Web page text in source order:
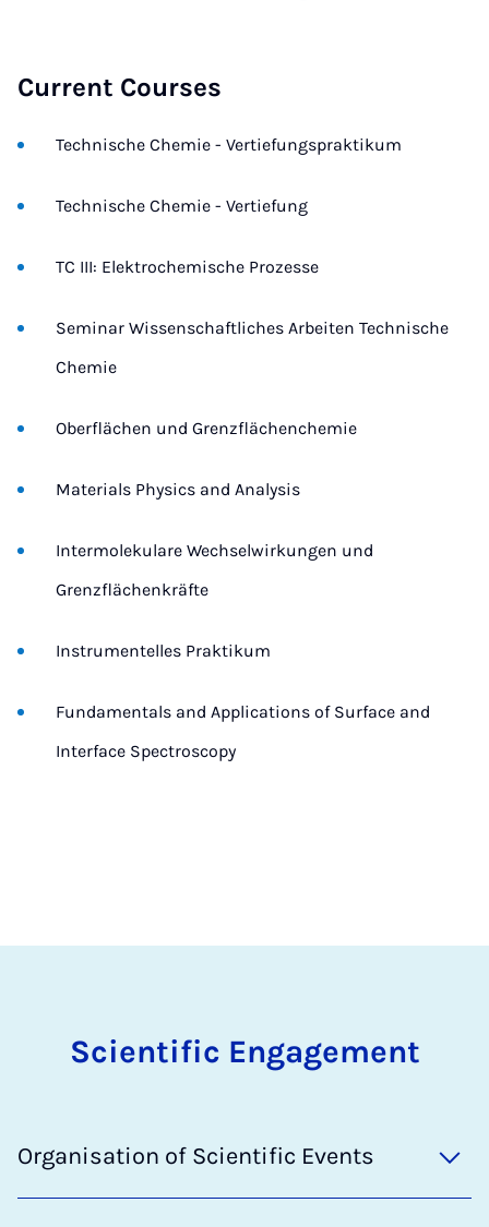
Current Courses
Technische Chemie - Vertiefungspraktikum
Technische Chemie - Vertiefung
TC III: Elektrochemische Prozesse
Seminar Wissenschaftliches Arbeiten Technische
Chemie
Oberflächen und Grenzflächenchemie
Materials Physics and Analysis
Intermolekulare Wechselwirkungen und
Grenzflächenkräfte
Instrumentelles Praktikum
Fundamentals and Applications of Surface and
Interface Spectroscopy
Scientific Engagement
Organisation of Scientific Events